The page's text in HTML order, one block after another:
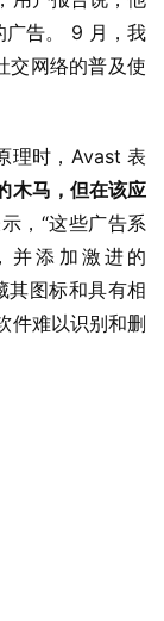
广告。 9 月，我
交网络的普及使
理时，Avast 表
木马，但在该应
，“这些广告系
并添加激进的
其图标和具有相
件难以识别和删